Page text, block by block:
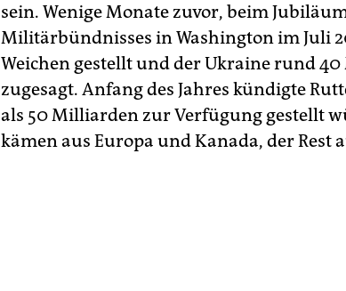
sein. Wenige Monate zuvor, beim
Militärbündnisses in Washington im Juli
Weichen gestellt und der Ukraine rund
zugesagt. Anfang des Jahres kündigte
als 50 Milliarden zur Verfügung gestellt
kämen aus Europa und Kanada, der Rest